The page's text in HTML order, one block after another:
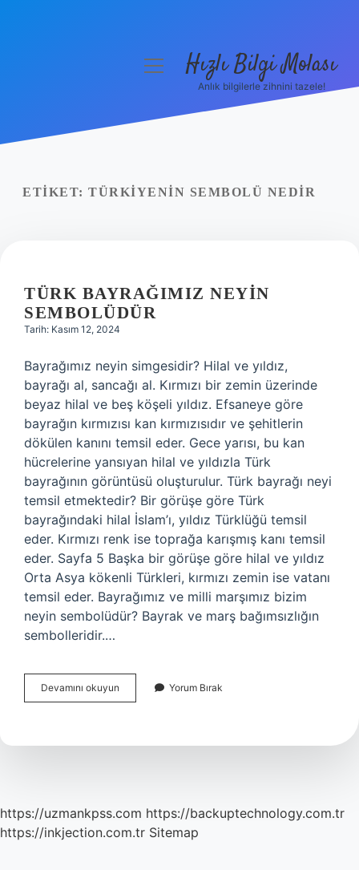
Yasal Uyarı
menüyüHızlı Bilgi Molası
Anlık bilgilerle zihnini tazele!
ETIKET: TÜRKIYENIN SEMBOLÜ NEDIR
TÜRK BAYRAĞIMIZ NEYIN
SEMBOLÜDÜR
Tarih: Kasım 12, 2024
Bayrağımız neyin simgesidir? Hilal ve yıldız,
bayrağı al, sancağı al. Kırmızı bir zemin üzerinde
beyaz hilal ve beş köşeli yıldız. Efsaneye göre
bayrağın kırmızısı kan kırmızısıdır ve şehitlerin
dökülen kanını temsil eder. Gece yarısı, bu kan
hücrelerine yansıyan hilal ve yıldızla Türk
bayrağının görüntüsü oluşturulur. Türk bayrağı neyi
temsil etmektedir? Bir görüşe göre Türk
bayrağındaki hilal İslam’ı, yıldız Türklüğü temsil
eder. Kırmızı renk ise toprağa karışmış kanı temsil
eder. Sayfa 5 Başka bir görüşe göre hilal ve yıldız
Orta Asya kökenli Türkleri, kırmızı zemin ise vatanı
temsil eder. Bayrağımız ve milli marşımız bizim
neyin sembolüdür? Bayrak ve marş bağımsızlığın
sembolleridir.…
Devamını okuyun
Bayrağımız
Yorum Bırak
https://uzmankpss.com https://backuptechnology.com.tr
https://inkjection.com.tr Sitemap